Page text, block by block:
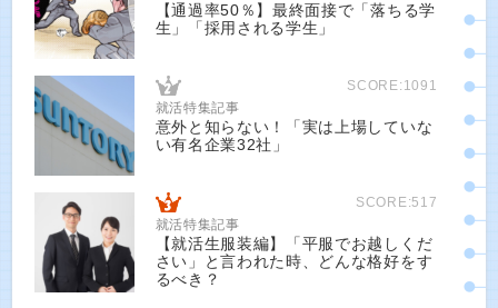
【通過率50％】最終面接で「落ちる学
生」「採用される学生」
SCORE:1091
就活特集記事
意外と知らない！「実は上場していな
い有名企業32社」
SCORE:517
就活特集記事
【就活生服装編】「平服でお越しくだ
さい」と言われた時、どんな格好をす
るべき？